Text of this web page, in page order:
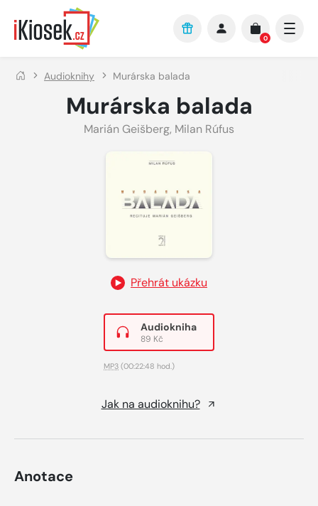
Přejít na hlavní obsah
0
Audioknihy Murárska balada
Murárska balada
Marián Geišberg, Milan Rúfus
Přehrát ukázku
Audiokniha
89 Kč
MP3 (00:22:48 hod.)
Jak na audioknihu?
Anotace